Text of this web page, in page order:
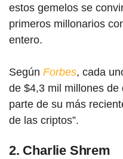
estos gemelos se
primeros millonarios
entero.
Según Forbes, cada
de $4,3 mil millones
parte de su más
de las criptos”.
2. Charlie Shrem